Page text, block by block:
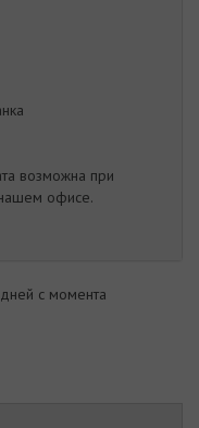
возможна при
офисе.
с момента